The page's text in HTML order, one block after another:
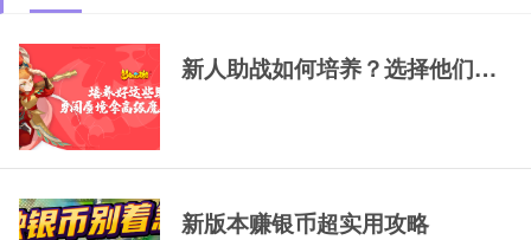
示
示
新人助战如何培养？选择他们，一
新版本赚银币超实用攻略